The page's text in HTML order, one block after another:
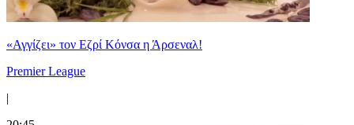
«Αγγίζει» τον Εζρί Κόνσα η Άρσεναλ!
Premier League
|